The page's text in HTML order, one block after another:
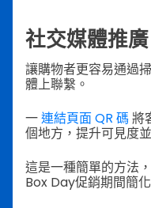
社交媒體推廣
讓購物者更容易通過
體上聯繫。
一連結頁面 QR 碼 將
個地方，提升可見度
這是一種簡單的方法
Box Day促銷期間簡